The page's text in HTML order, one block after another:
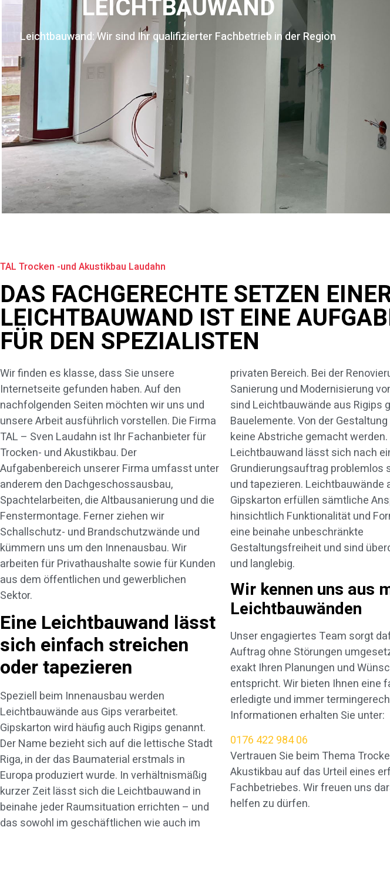
LEICHTBAUWAND
Leichtbauwand: Wir sind Ihr qualifizierter Fachbetrieb in der Region
TAL Trocken -und Akustikbau Laudahn
DAS FACHGERECHTE SETZEN
LEICHTBAUWAND IST EINE
FÜR DEN SPEZIALISTEN
Wir finden es klasse, dass Sie unsere
Internetseite gefunden haben. Auf den
nachfolgenden Seiten möchten wir uns und
unsere Arbeit ausführlich vorstellen. Die Firma
TAL – Sven Laudahn ist Ihr Fachanbieter für
Trocken- und Akustikbau. Der
Aufgabenbereich unserer Firma umfasst unter
anderem den Dachgeschossausbau,
Spachtelarbeiten, die Altbausanierung und die
Fenstermontage. Ferner ziehen wir
Schallschutz- und Brandschutzwände und
kümmern uns um den Innenausbau. Wir
arbeiten für Privathaushalte sowie für Kunden
aus dem öffentlichen und gewerblichen
Sektor.
Eine Leichtbauwand lässt
sich einfach streichen
oder tapezieren
Speziell beim Innenausbau werden
Leichtbauwände aus Gips verarbeitet.
Gipskarton wird häufig auch Rigips genannt.
Der Name bezieht sich auf die lettische Stadt
Riga, in der das Baumaterial erstmals in
Europa produziert wurde. In verhältnismäßig
kurzer Zeit lässt sich die Leichtbauwand in
beinahe jeder Raumsituation errichten – und
das sowohl im geschäftlichen wie auch im
privaten Bereich. Bei der
Sanierung und Modernisierung
sind Leichtbauwände aus Rigips
Bauelemente. Von der
keine Abstriche gemacht werden.
Leichtbauwand lässt sich nach
Grundierungsauftrag problemlos
und tapezieren. Leichtbauwände
Gipskarton erfüllen sämtliche
hinsichtlich Funktionalität und
eine beinahe unbeschränkte
Gestaltungsfreiheit und sind
und langlebig.
Wir kennen uns aus
Leichtbauwänden
Unser engagiertes Team sorgt
Auftrag ohne Störungen
exakt Ihren Planungen und
entspricht. Wir bieten Ihnen eine
erledigte und immer
Informationen erhalten Sie unter:
0176 422 984 06
Vertrauen Sie beim Thema
Akustikbau auf das Urteil eines
Fachbetriebes. Wir freuen uns
helfen zu dürfen.